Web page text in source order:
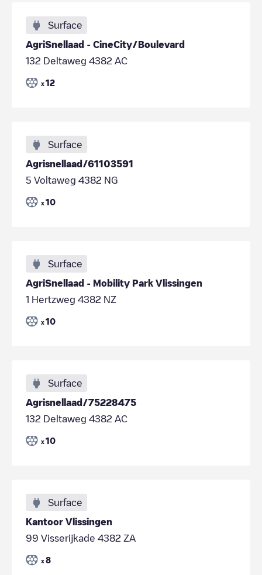
Surface
AgriSnellaad - CineCity/Boulevard
132 Deltaweg 4382 AC
x 12
Surface
Agrisnellaad/61103591
5 Voltaweg 4382 NG
x 10
Surface
AgriSnellaad - Mobility Park Vlissingen
1 Hertzweg 4382 NZ
x 10
Surface
Agrisnellaad/75228475
132 Deltaweg 4382 AC
x 10
Surface
Kantoor Vlissingen
99 Visserijkade 4382 ZA
x 8